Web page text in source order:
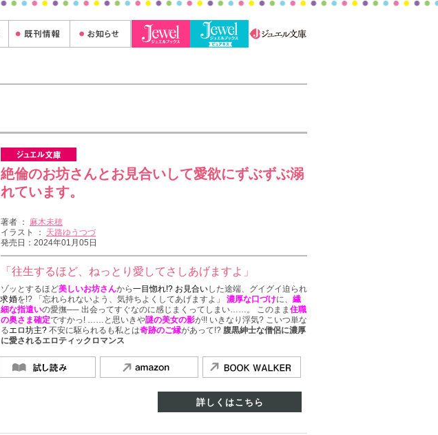
絶倫のお坊さんとお見合いして愛欲にずぶずぶ溺
れています。
著者 ： 麻木未穂
イラスト ： 天路ゆうつづ
発売日：2024年01月05日
「往生するほど、ねっとり愛してさしあげますよ」
ゾッとするほど美しいお坊さんから一目惚れ!? お見合いした途端、グイグイ迫られ
求婚を!? 「忘れられないよう、気持ちよくしてあげますよ」 濃厚な口づけに、 繊
細な指遣いの愛撫── 出会ってすぐなのに感じまくってしまい……。 このまま 住職
の奥さま確定ですかっ! ……と思いきや謎の美女の影が!! いきなり浮気? こいつ単な
るエロ坊主? 不安に駆られるも私とは奇跡のご縁があって!? 腹黒紳士な僧侶に濃厚
に愛されるエロティックロマンス
詳しくはこちら